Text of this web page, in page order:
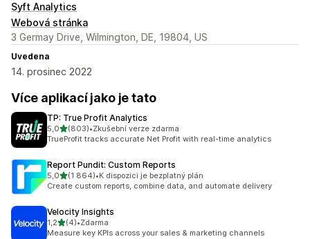
Syft Analytics
Webová stránka
3 Germay Drive, Wilmington, DE, 19804, US
Uvedena
14. prosinec 2022
Více aplikací jako je tato
TP: True Profit Analytics
5,0z 5 hvězd
(803)
Celkový počet recenzí: 803
•Zkušební verze zdarma
TrueProfit tracks accurate Net Profit with real-time analytics
Report Pundit: Custom Reports
5,0z 5 hvězd
(1 864)
Celkový počet recenzí: 1864
•K dispozici je bezplatný plán
Create custom reports, combine data, and automate delivery
Velocity Insights
1,2z 5 hvězd
(4)
Celkový počet recenzí: 4
•Zdarma
Measure key KPIs across your sales & marketing channels